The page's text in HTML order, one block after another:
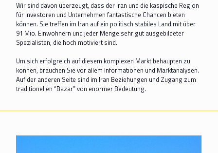
Wir sind davon überzeugt, dass der Iran und die kaspische Region
für Investoren und Unternehmen fantastische Chancen bieten
können. Sie treffen im Iran auf ein politisch stabiles Land mit über
91 Mio. Einwohnern und jeder Menge sehr gut ausgebildeter
Spezialisten, die hoch motiviert sind.
Um sich erfolgreich auf diesem komplexen Markt behaupten zu
können, brauchen Sie vor allem Informationen und Marktanalysen.
Auf der anderen Seite sind im Iran Beziehungen und Zugang zum
traditionellen “Bazar” von enormer Bedeutung.